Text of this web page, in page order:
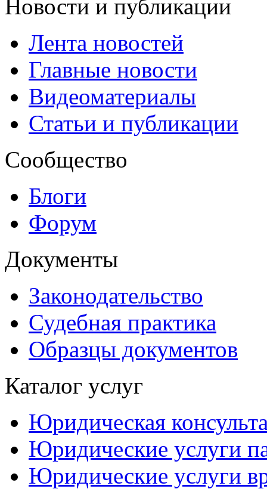
Новости и публикации
Лента новостей
Главные новости
Видеоматериалы
Статьи и публикации
Сообщество
Блоги
Форум
Документы
Законодательство
Судебная практика
Образцы документов
Каталог услуг
Юридическая
Юридические услуги
Юридические услуги